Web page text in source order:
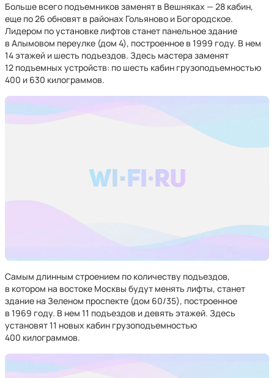
Больше всего подъемников заменят в Вешняках — 28 кабин,
еще по 26 обновят в районах Гольяново и Богородское.
Лидером по установке лифтов станет панельное здание
в Алымовом переулке (дом 4), построенное в 1999 году. В нем
14 этажей и шесть подъездов. Здесь мастера заменят
12 подъемных устройств: по шесть кабин грузоподъемностью
400 и 630 килограммов.
Самым длинным строением по количеству подъездов,
в котором на востоке Москвы будут менять лифты, станет
здание на Зеленом проспекте (дом 60/35), построенное
в 1969 году. В нем 11 подъездов и девять этажей. Здесь
установят 11 новых кабин грузоподъемностью
400 килограммов.